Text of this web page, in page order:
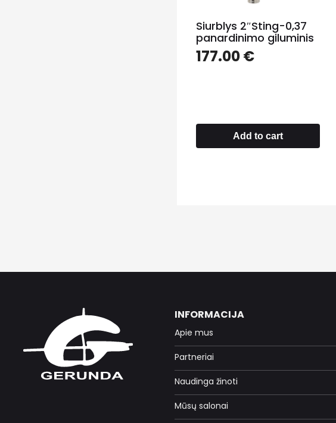
Siurblys 2″Sting-0,37
panardinimo giluminis
177.00€
Add to cart
INFORMACIJA
Apie mus
Partneriai
Naudinga žinoti
Mūsų salonai